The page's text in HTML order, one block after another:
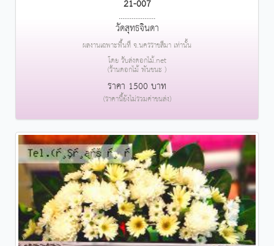
21-007
....................
วัดสุทธจินดา
ผลงานเฉพาะพื้นที่ จ.นครราชสีมา เท่านั้น
โดย รับส่งดอกไม้.net
(ร้านดอกไม้ พันชนะ )
ราคา 1500 บาท
(ราคานี้ยังไม่รวมค่าขนส่ง)